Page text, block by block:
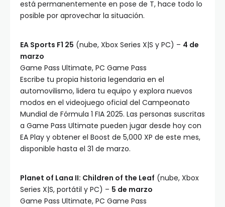
está permanentemente en pose de T, hace todo lo
posible por aprovechar la situación.
EA Sports F1 25 (nube, Xbox Series X|S y PC) – 4 de
marzo
Game Pass Ultimate, PC Game Pass
Escribe tu propia historia legendaria en el
automovilismo, lidera tu equipo y explora nuevos
modos en el videojuego oficial del Campeonato
Mundial de Fórmula 1 FIA 2025. Las personas suscritas
a Game Pass Ultimate pueden jugar desde hoy con
EA Play y obtener el Boost de 5,000 XP de este mes,
disponible hasta el 31 de marzo.
Planet of Lana II: Children of the Leaf (nube, Xbox
Series X|S, portátil y PC) – 5 de marzo
Game Pass Ultimate, PC Game Pass